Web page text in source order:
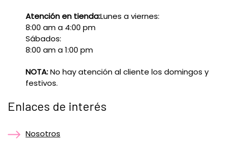
Atención en tienda:Lunes a viernes:
8:00 am a 4:00 pm
Sábados:
8:00 am a 1:00 pm
NOTA:No hay atención al cliente los domingos y
festivos.
Enlaces de interés
Nosotros